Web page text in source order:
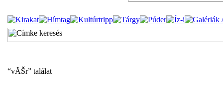
“vĂŠr” találat